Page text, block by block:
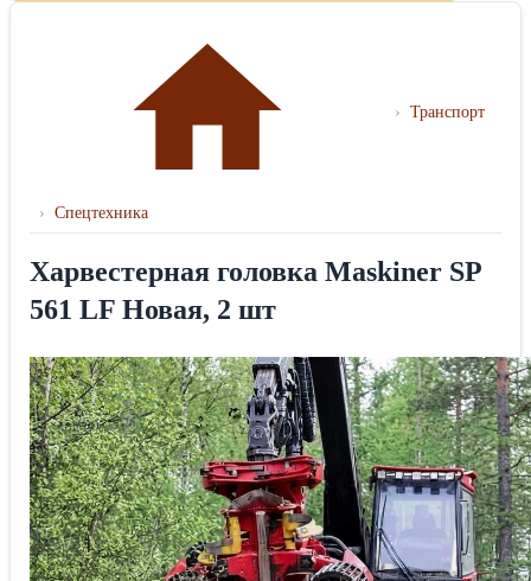
› Транспорт
› Спецтехника
Харвестерная головка Maskiner SP
561 LF Новая, 2 шт